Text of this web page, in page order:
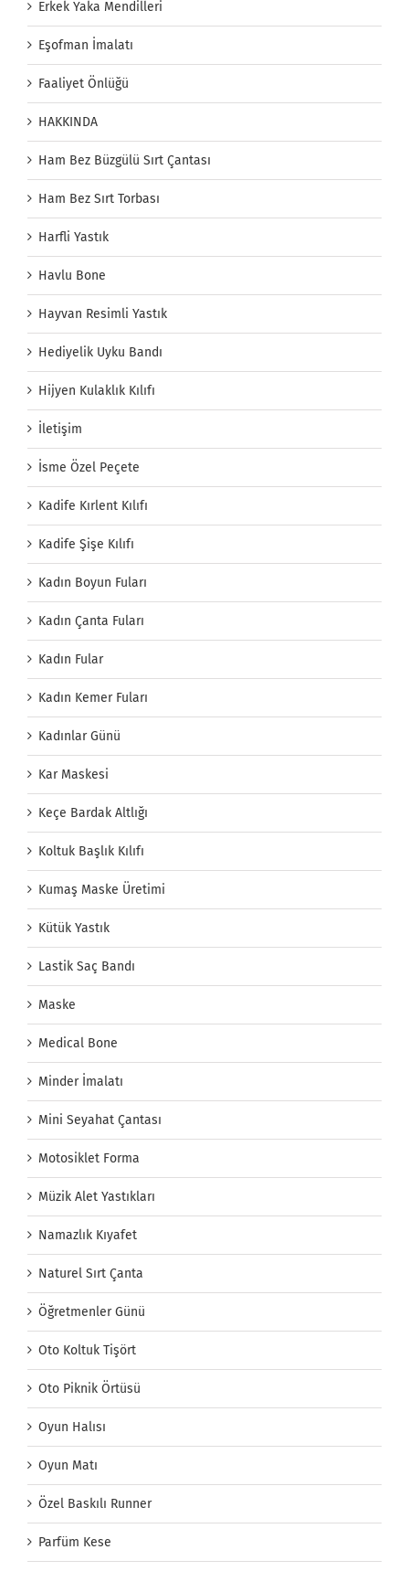
Erkek Yaka Mendilleri
Eşofman İmalatı
Faaliyet Önlüğü
HAKKINDA
Ham Bez Büzgülü Sırt Çantası
Ham Bez Sırt Torbası
Harfli Yastık
Havlu Bone
Hayvan Resimli Yastık
Hediyelik Uyku Bandı
Hijyen Kulaklık Kılıfı
İletişim
İsme Özel Peçete
Kadife Kırlent Kılıfı
Kadife Şişe Kılıfı
Kadın Boyun Fuları
Kadın Çanta Fuları
Kadın Fular
Kadın Kemer Fuları
Kadınlar Günü
Kar Maskesi
Keçe Bardak Altlığı
Koltuk Başlık Kılıfı
Kumaş Maske Üretimi
Kütük Yastık
Lastik Saç Bandı
Maske
Medical Bone
Minder İmalatı
Mini Seyahat Çantası
Motosiklet Forma
Müzik Alet Yastıkları
Namazlık Kıyafet
Naturel Sırt Çanta
Öğretmenler Günü
Oto Koltuk Tişört
Oto Piknik Örtüsü
Oyun Halısı
Oyun Matı
Özel Baskılı Runner
Parfüm Kese